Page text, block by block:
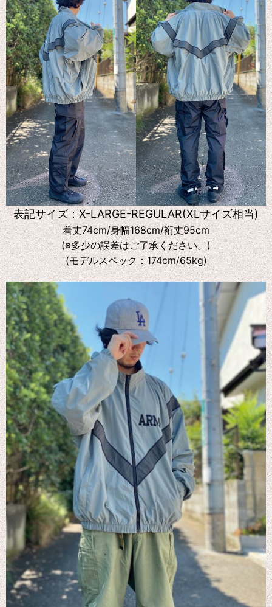
表記サイズ：X-LARGE-REGULAR(XLサイズ相当)
着丈74cm/身幅168cm/裄丈95cm
(※多少の誤差はご了承ください。)
(モデルスペック：174cm/65kg)